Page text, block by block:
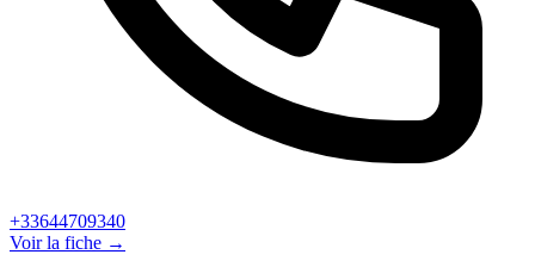
+33644709340
Voir la fiche →